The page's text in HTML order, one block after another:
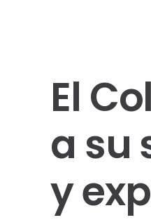
El
a su
y